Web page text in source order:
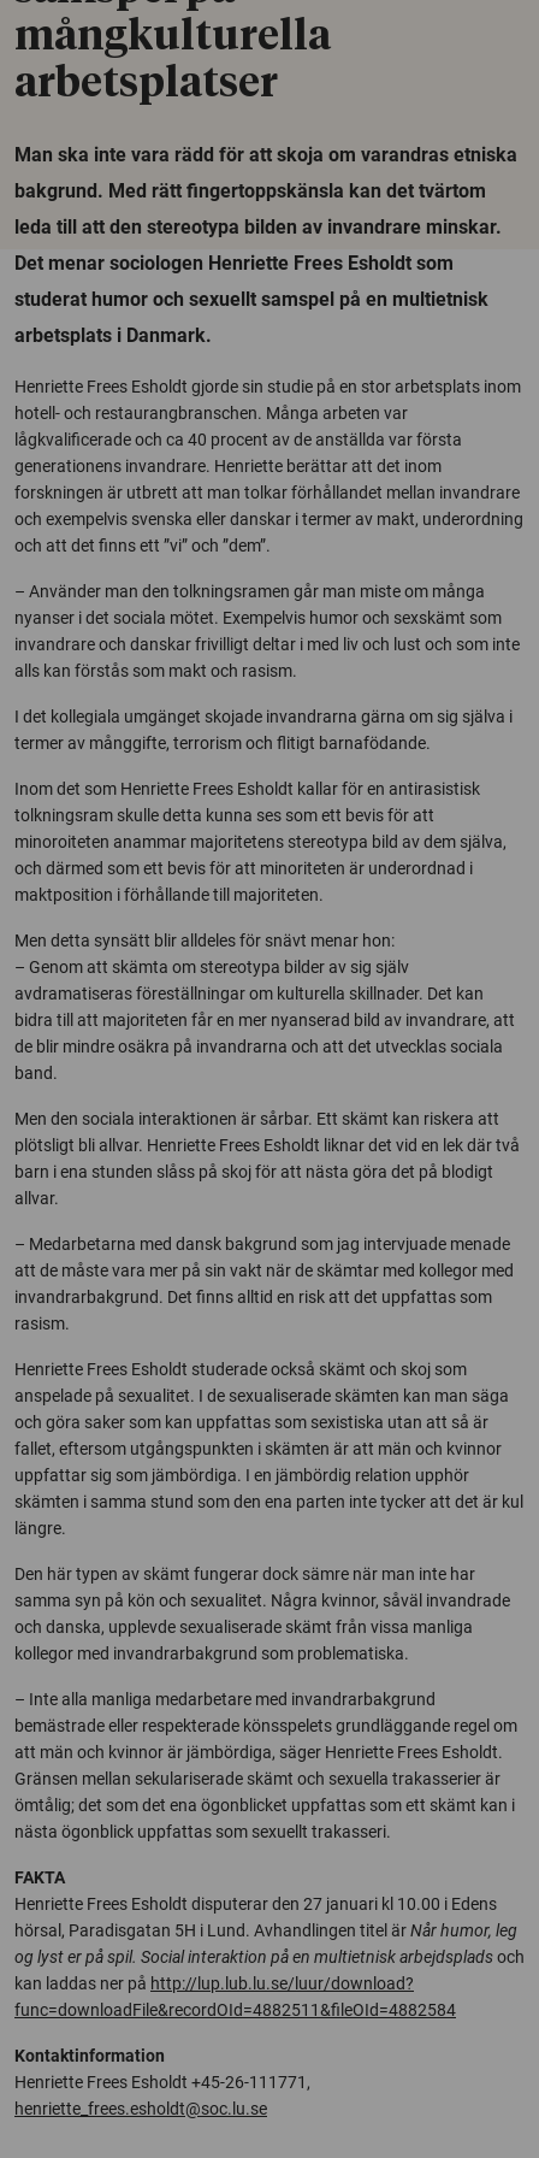
mångkulturella
arbetsplatser
Man ska inte vara rädd för att skoja om varandras etniska
bakgrund. Med rätt fingertoppskänsla kan det tvärtom
leda till att den stereotypa bilden av invandrare minskar.
Det menar sociologen Henriette Frees Esholdt som
studerat humor och sexuellt samspel på en multietnisk
arbetsplats i Danmark.
Henriette Frees Esholdt gjorde sin studie på en stor arbetsplats inom
hotell- och restaurangbranschen. Många arbeten var
lågkvalificerade och ca 40 procent av de anställda var första
generationens invandrare. Henriette berättar att det inom
forskningen är utbrett att man tolkar förhållandet mellan invandrare
och exempelvis svenska eller danskar i termer av makt, underordning
och att det finns ett ”vi” och ”dem”.
– Använder man den tolkningsramen går man miste om många
nyanser i det sociala mötet. Exempelvis humor och sexskämt som
invandrare och danskar frivilligt deltar i med liv och lust och som inte
alls kan förstås som makt och rasism.
I det kollegiala umgänget skojade invandrarna gärna om sig själva i
termer av månggifte, terrorism och flitigt barnafödande.
Inom det som Henriette Frees Esholdt kallar för en antirasistisk
tolkningsram skulle detta kunna ses som ett bevis för att
minoroiteten anammar majoritetens stereotypa bild av dem själva,
och därmed som ett bevis för att minoriteten är underordnad i
maktposition i förhållande till majoriteten.
Men detta synsätt blir alldeles för snävt menar hon:
– Genom att skämta om stereotypa bilder av sig själv
avdramatiseras föreställningar om kulturella skillnader. Det kan
bidra till att majoriteten får en mer nyanserad bild av invandrare, att
de blir mindre osäkra på invandrarna och att det utvecklas sociala
band.
Men den sociala interaktionen är sårbar. Ett skämt kan riskera att
plötsligt bli allvar. Henriette Frees Esholdt liknar det vid en lek där två
barn i ena stunden slåss på skoj för att nästa göra det på blodigt
allvar.
– Medarbetarna med dansk bakgrund som jag intervjuade menade
att de måste vara mer på sin vakt när de skämtar med kollegor med
invandrarbakgrund. Det finns alltid en risk att det uppfattas som
rasism.
Henriette Frees Esholdt studerade också skämt och skoj som
anspelade på sexualitet. I de sexualiserade skämten kan man säga
och göra saker som kan uppfattas som sexistiska utan att så är
fallet, eftersom utgångspunkten i skämten är att män och kvinnor
uppfattar sig som jämbördiga. I en jämbördig relation upphör
skämten i samma stund som den ena parten inte tycker att det är kul
längre.
Den här typen av skämt fungerar dock sämre när man inte har
samma syn på kön och sexualitet. Några kvinnor, såväl invandrade
och danska, upplevde sexualiserade skämt från vissa manliga
kollegor med invandrarbakgrund som problematiska.
– Inte alla manliga medarbetare med invandrarbakgrund
bemästrade eller respekterade könsspelets grundläggande regel om
att män och kvinnor är jämbördiga, säger Henriette Frees Esholdt.
Gränsen mellan sekulariserade skämt och sexuella trakasserier är
ömtålig; det som det ena ögonblicket uppfattas som ett skämt kan i
nästa ögonblick uppfattas som sexuellt trakasseri.
FAKTA
Henriette Frees Esholdt disputerar den 27 januari kl 10.00 i Edens
hörsal, Paradisgatan 5H i Lund. Avhandlingen titel ärNår humor, leg
og lyst er på spil. Social interaktion på en multietnisk arbejdspladsoch
kan laddas ner på http://lup.lub.lu.se/luur/download?
func=downloadFile&recordOId=4882511&fileOId=4882584
Kontaktinformation
Henriette Frees Esholdt +45-26-111771,
henriette_frees.esholdt@soc.lu.se